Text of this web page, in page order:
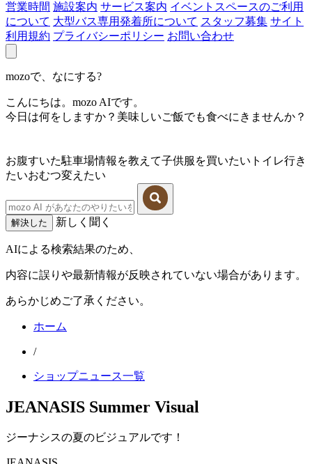
営業時間 施設案内 サービス案内 イベントスペースのご利用
について 大型バス専用発着所について スタッフ募集 サイト
利用規約 プライバシーポリシー お問い合わせ
mozoで、なにする?
こんにちは。mozo AIです。
今日は何をしますか？美味しいご飯でも食べにきませんか？
お腹すいた駐車場情報を教えて子供服を買いたい トイレ行き
たいおむつ変えたい
解決した 新しく聞く
AIによる検索結果のため、
内容に誤りや最新情報が反映されていない場合があります。
あらかじめご了承ください。
ホーム
/
ショップニュース一覧
JEANASIS Summer Visual
ジーナシスの夏のビジュアルです！